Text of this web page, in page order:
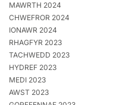
MAWRTH 2024
CHWEFROR 2024
IONAWR 2024
RHAGFYR 2023
TACHWEDD 2023
HYDREF 2023
MEDI 2023
AWST 2023